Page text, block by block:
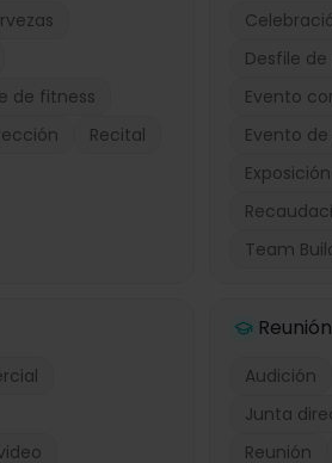
de fitness
Recital
Desfile
Evento
Evento
Team
Audición
Junta
Reunión